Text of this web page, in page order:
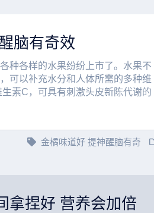
脑有奇效
种各样的水果纷纷上市了。水果不
可以补充水分和人体所需的多种维
素C，可具有刺激头皮新陈代谢的
金橘味道好 提神醒脑有奇
拿捏好 营养会加倍